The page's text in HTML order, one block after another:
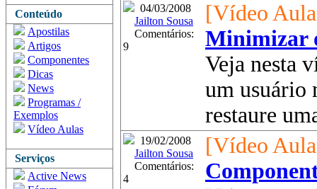
Conteúdo
Apostilas
Artigos
Componentes
Dicas
News
Programas /
Exemplos
Vídeo Aulas
Serviços
Active News
04/03/2008
Jailton Sousa
Comentários:
9
[Vídeo
Minimizar
Veja nesta
um usuário
restaure
19/02/2008
Jailton Sousa
Comentários:
4
[Vídeo